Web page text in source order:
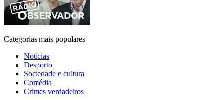
Categorias mais populares
Notícias
Desporto
Sociedade e cultura
Comédia
Crimes verdadeiros